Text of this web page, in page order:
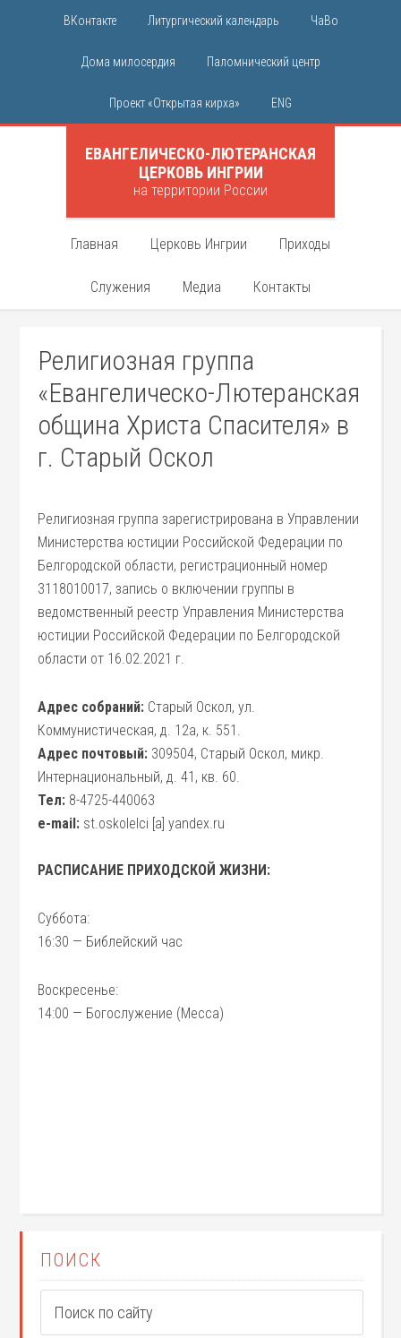
ВКонтакте Литургический календарь ЧаВо
Дома милосердия Паломнический центр
Проект «Открытая кирха» ENG
ЕВАНГЕЛИЧЕСКО-ЛЮТЕРАНСКАЯ
ЦЕРКОВЬ ИНГРИИ
на территории России
Главная Церковь Ингрии Приходы
Служения Медиа Контакты
Религиозная группа
«Евангелическо-Лютеранская
община Христа Спасителя» в
г. Старый Оскол
Религиозная группа зарегистрирована в Управлении
Министерства юстиции Российской Федерации по
Белгородской области, регистрационный номер
3118010017, запись о включении группы в
ведомственный реестр Управления Министерства
юстиции Российской Федерации по Белгородской
области от 16.02.2021 г.
Адрес собраний: Старый Оскол, ул.
Коммунистическая, д. 12а, к. 551.
Адрес почтовый: 309504, Старый Оскол, микр.
Интернациональный, д. 41, кв. 60.
Тел: 8-4725-440063
e-mail: st.oskolelci [a] yandex.ru
РАСПИСАНИЕ ПРИХОДСКОЙ ЖИЗНИ:
Суббота:
16:30 — Библейский час
Воскресенье:
14:00 — Богослужение (Месса)
ПОИСК